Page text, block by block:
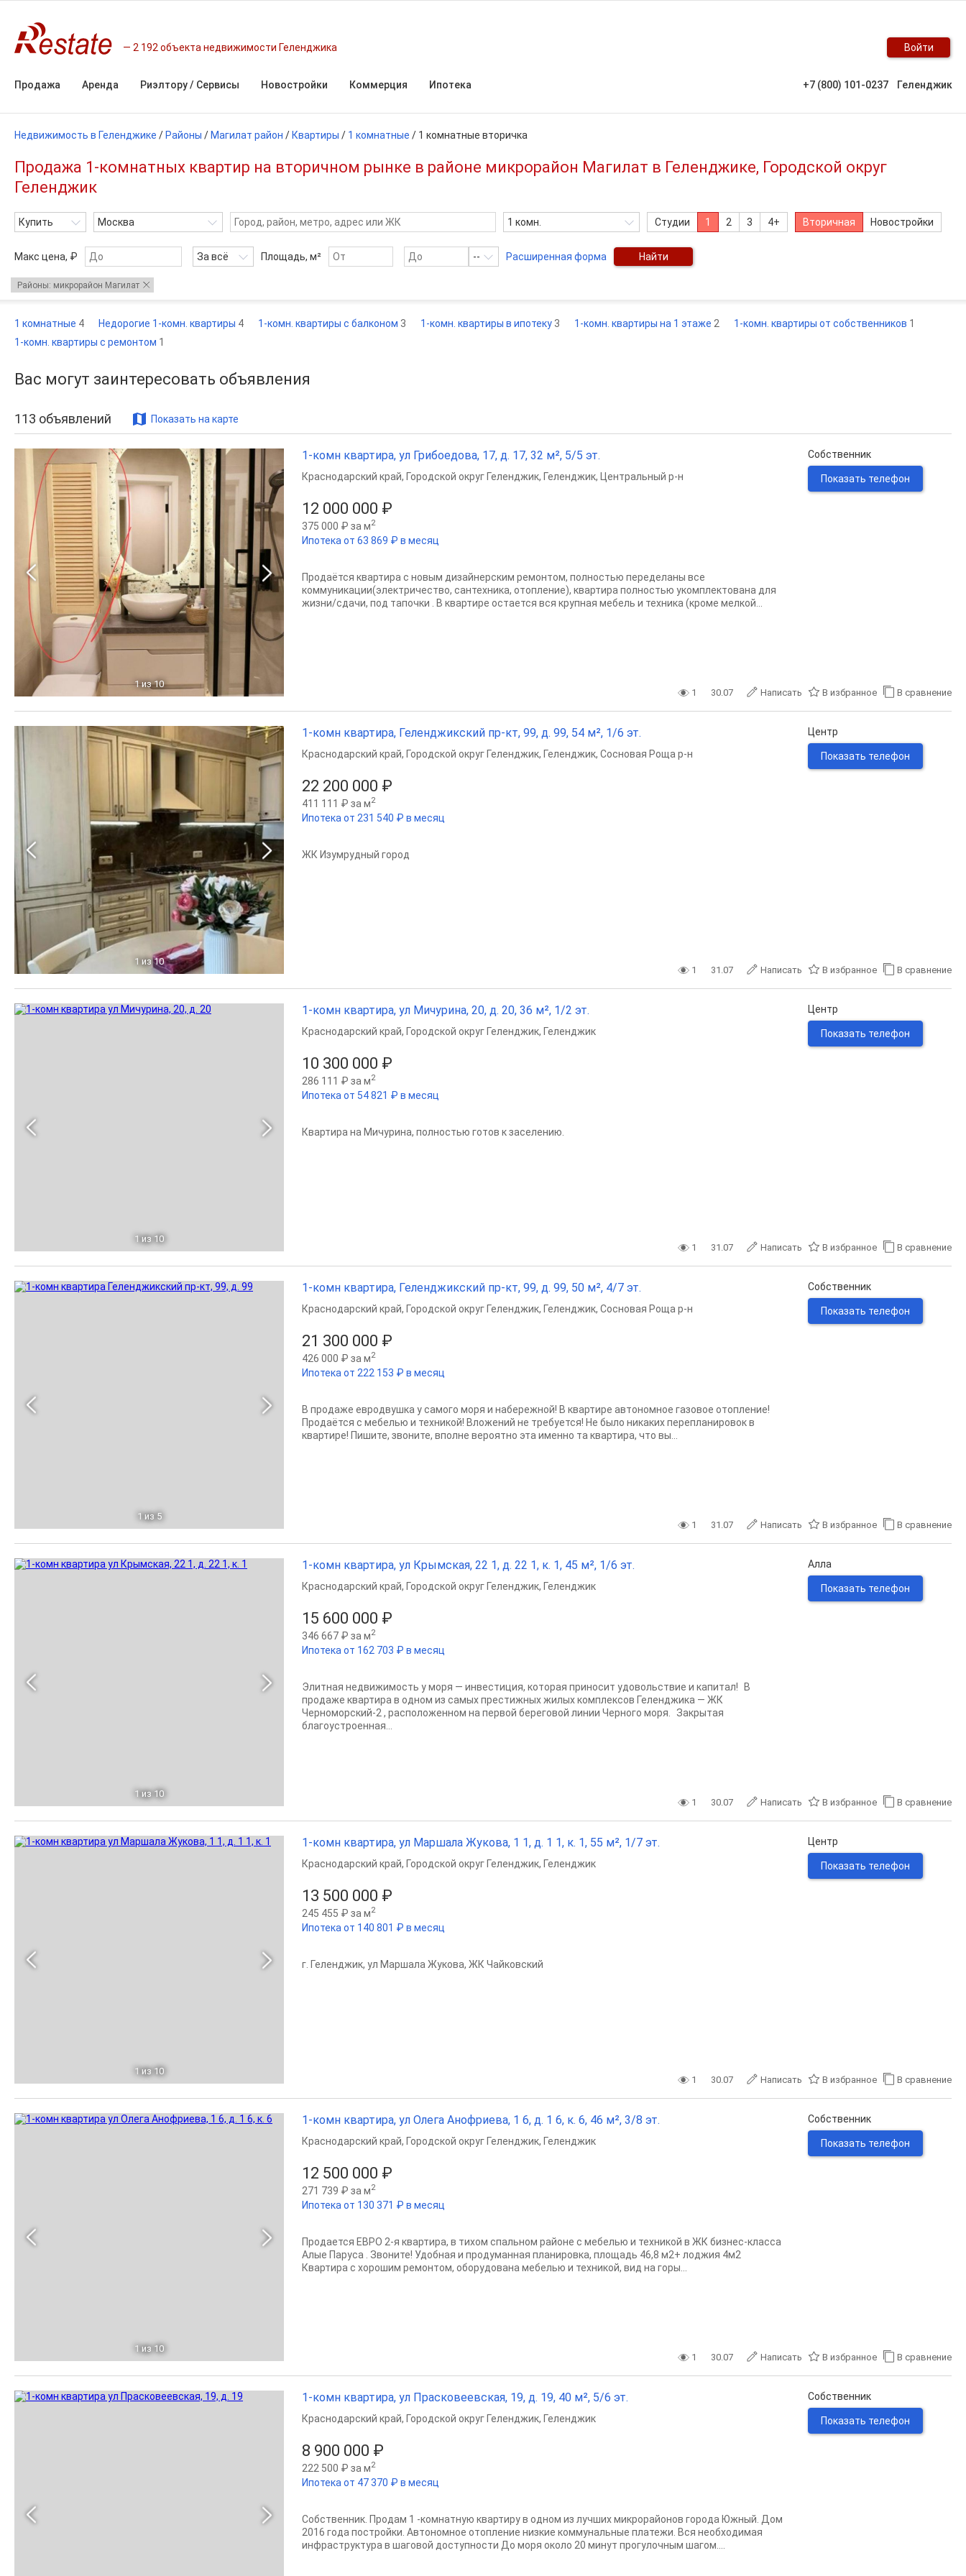
2 192 объекта недвижимости Геленджика Войти
Продажа Аренда Риэлтору / Сервисы Новостройки Коммерция Ипотека +7 (800) 101-0237 Геленджик
Недвижимость в Геленджике / Районы / Магилат район / Квартиры / 1 комнатные / 1 комнатные вторичка
Продажа 1-комнатных квартир на вторичном рынке в районе микрорайон Магилат в Геленджике, Городской округ
Геленджик
Купить Москва 1 комн. Студии 1 2 3 4+ Вторичная Новостройки
Макс цена, ₽ За всё Площадь, м² -- Расширенная форма Найти
Районы: микрорайон Магилат
1 комнатные 4 Недорогие 1-комн. квартиры 4 1-комн. квартиры с балконом 3 1-комн. квартиры в ипотеку 3 1-комн. квартиры на 1 этаже 2 1-комн. квартиры от собственников 1
1-комн. квартиры с ремонтом 1
Вас могут заинтересовать объявления
113 объявлений Показать на карте
1 из 10
1-комн квартира, ул Грибоедова, 17, д. 17, 32 м², 5/5 эт.
12 000 000 ₽
375 000 ₽ за м2
Ипотека от 63 869 ₽ в месяц
Краснодарский край, Городской округ Геленджик, Геленджик, Центральный р-н
Продаётся квартира с новым дизайнерским ремонтом, полностью переделаны все
коммуникации(электричество, сантехника, отопление), квартира полностью укомплектована для
жизни/сдачи, под тапочки . В квартире остается вся крупная мебель и техника (кроме мелкой...
Собственник
Показать телефон
1 30.07 Написать В избранное В сравнение
1 из 10
1-комн квартира, Геленджикский пр-кт, 99, д. 99, 54 м², 1/6 эт.
22 200 000 ₽
411 111 ₽ за м2
Ипотека от 231 540 ₽ в месяц
Краснодарский край, Городской округ Геленджик, Геленджик, Сосновая Роща р-н
ЖК Изумрудный город
Центр
Показать телефон
1 31.07 Написать В избранное В сравнение
1 из 10
1-комн квартира, ул Мичурина, 20, д. 20, 36 м², 1/2 эт.
10 300 000 ₽
286 111 ₽ за м2
Ипотека от 54 821 ₽ в месяц
Краснодарский край, Городской округ Геленджик, Геленджик
Квартира на Мичурина, полностью готов к заселению.
Центр
Показать телефон
1 31.07 Написать В избранное В сравнение
1 из 5
1-комн квартира, Геленджикский пр-кт, 99, д. 99, 50 м², 4/7 эт.
21 300 000 ₽
426 000 ₽ за м2
Ипотека от 222 153 ₽ в месяц
Краснодарский край, Городской округ Геленджик, Геленджик, Сосновая Роща р-н
В продаже евродвушка у самого моря и набережной! В квартире автономное газовое отопление!
Продаётся с мебелью и техникой! Вложений не требуется! Не было никаких перепланировок в
квартире! Пишите, звоните, вполне вероятно эта именно та квартира, что вы...
Собственник
Показать телефон
1 31.07 Написать В избранное В сравнение
1 из 10
1-комн квартира, ул Крымская, 22 1, д. 22 1, к. 1, 45 м², 1/6 эт.
15 600 000 ₽
346 667 ₽ за м2
Ипотека от 162 703 ₽ в месяц
Краснодарский край, Городской округ Геленджик, Геленджик
Элитная недвижимость у моря — инвестиция, которая приносит удовольствие и капитал! В
продаже квартира в одном из самых престижных жилых комплексов Геленджика — ЖК
Черноморский-2 , расположенном на первой береговой линии Черного моря. Закрытая
благоустроенная...
Алла
Показать телефон
1 30.07 Написать В избранное В сравнение
1 из 10
1-комн квартира, ул Маршала Жукова, 1 1, д. 1 1, к. 1, 55 м², 1/7 эт.
13 500 000 ₽
245 455 ₽ за м2
Ипотека от 140 801 ₽ в месяц
Краснодарский край, Городской округ Геленджик, Геленджик
г. Геленджик, ул Маршала Жукова, ЖК Чайковский
Центр
Показать телефон
1 30.07 Написать В избранное В сравнение
1 из 10
1-комн квартира, ул Олега Анофриева, 1 6, д. 1 6, к. 6, 46 м², 3/8 эт.
12 500 000 ₽
271 739 ₽ за м2
Ипотека от 130 371 ₽ в месяц
Краснодарский край, Городской округ Геленджик, Геленджик
Продается ЕВРО 2-я квартира, в тихом спальном районе с мебелью и техникой в ЖК бизнес-класса
Алые Паруса . Звоните! Удобная и продуманная планировка, площадь 46,8 м2+ лоджия 4м2
Квартира с хорошим ремонтом, оборудована мебелью и техникой, вид на горы...
Собственник
Показать телефон
1 30.07 Написать В избранное В сравнение
1-комн квартира, ул Прасковеевская, 19, д. 19, 40 м², 5/6 эт.
8 900 000 ₽
222 500 ₽ за м2
Ипотека от 47 370 ₽ в месяц
Краснодарский край, Городской округ Геленджик, Геленджик
Собственник. Продам 1 -комнатную квартиру в одном из лучших микрорайонов города Южный. Дом
2016 года постройки. Автономное отопление низкие коммунальные платежи. Вся необходимая
инфраструктура в шаговой доступности До моря около 20 минут прогулочным шагом....
Собственник
Показать телефон